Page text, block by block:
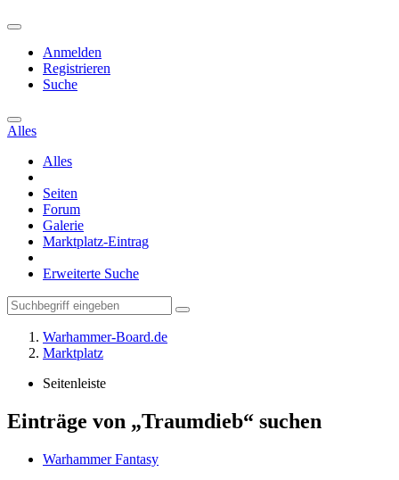
Anmelden
Registrieren
Suche
Alles
Alles
Seiten
Forum
Galerie
Marktplatz-Eintrag
Erweiterte Suche
Warhammer-Board.de
Marktplatz
Seitenleiste
Einträge von „Traumdieb“ suchen
Warhammer Fantasy